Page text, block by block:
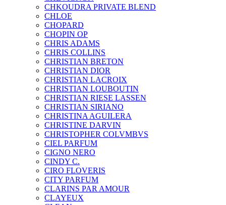
CHKOUDRA PRIVATE BLEND
CHLOE
CHOPARD
CHOPIN OP
CHRIS ADAMS
CHRIS COLLINS
CHRISTIAN BRETON
CHRISTIAN DIOR
CHRISTIAN LACROIX
CHRISTIAN LOUBOUTIN
CHRISTIAN RIESE LASSEN
CHRISTIAN SIRIANO
CHRISTINA AGUILERA
CHRISTINE DARVIN
CHRISTOPHER COLVMBVS
CIEL PARFUM
CIGNO NERO
CINDY C.
CIRO FLOVERIS
CITY PARFUM
CLARINS PAR AMOUR
CLAYEUX